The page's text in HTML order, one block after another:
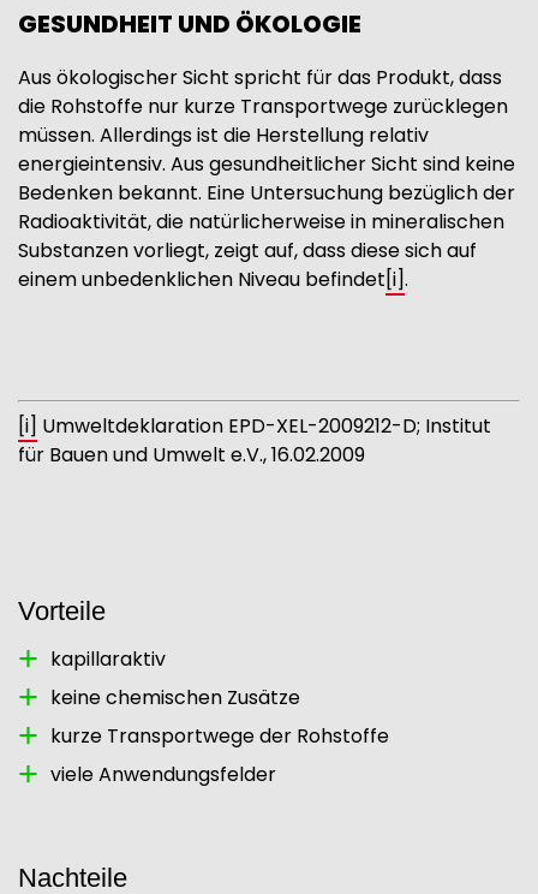
GESUNDHEIT UND ÖKOLOGIE
Aus ökologischer Sicht spricht für das Produkt, dass
die Rohstoffe nur kurze Transportwege zurücklegen
müssen. Allerdings ist die Herstellung relativ
energieintensiv. Aus gesundheitlicher Sicht sind keine
Bedenken bekannt. Eine Untersuchung bezüglich der
Radioaktivität, die natürlicherweise in mineralischen
Substanzen vorliegt, zeigt auf, dass diese sich auf
einem unbedenklichen Niveau befindet[i].
[i] Umweltdeklaration EPD-XEL-2009212-D; Institut
für Bauen und Umwelt e.V., 16.02.2009
Vorteile
kapillaraktiv
keine chemischen Zusätze
kurze Transportwege der Rohstoffe
viele Anwendungsfelder
Nachteile